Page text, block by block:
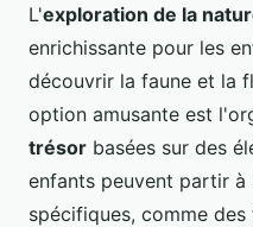
L'exploration de la
enrichissante pour les
découvrir la faune et la
option amusante est
trésor basées sur des
enfants peuvent partir
spécifiques, comme